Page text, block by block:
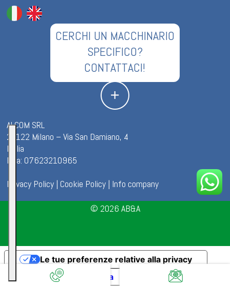
CERCHI UN MACCHINARIO
SPECIFICO?
CONTATTACI!
ALCOM SRL
20122 Milano – Via San Damiano, 4
Italia
P.iva: 07623210965
Privacy Policy |Cookie Policy | Info company
© 2026 AB&A
Informativa sulla raccolta
Le tue preferenze relative alla privacy